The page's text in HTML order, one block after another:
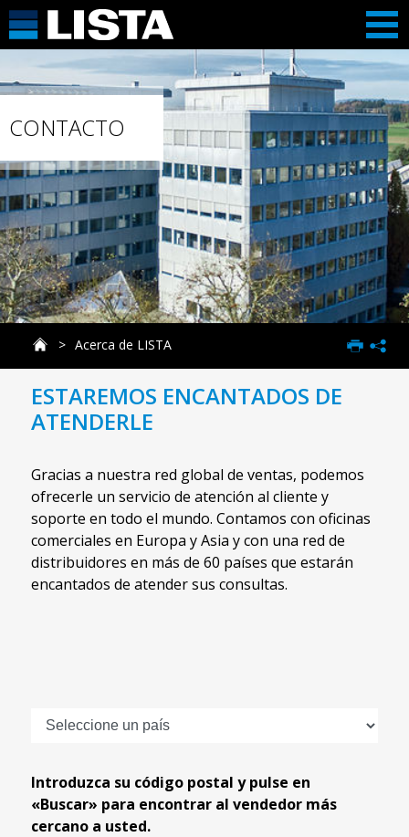
CONTACTO
Acerca de LISTA
ESTAREMOS ENCANTADOS DE
ATENDERLE
Gracias a nuestra red global de ventas, podemos
ofrecerle un servicio de atención al cliente y
soporte en todo el mundo. Contamos con oficinas
comerciales en Europa y Asia y con una red de
distribuidores en más de 60 países que estarán
encantados de atender sus consultas.
Introduzca su código postal y pulse en
«Buscar» para encontrar al vendedor más
cercano a usted.